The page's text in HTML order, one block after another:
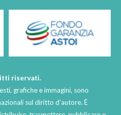
riservati.
grafiche e immagini, sono
sul diritto d’autore. È